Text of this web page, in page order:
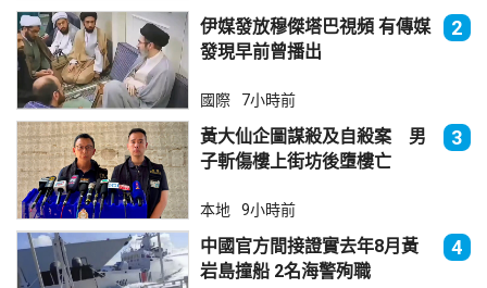
伊媒發放穆傑塔巴視頻 有傳媒
發現早前曾播出
2
國際 7小時前
黃大仙企圖謀殺及自殺案 男
子斬傷樓上街坊後墮樓亡
3
本地 9小時前
中國官方間接證實去年8月黃
岩島撞船 2名海警殉職
4